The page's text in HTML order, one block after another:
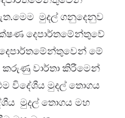
මුදල් ගනුදෙනුව
දෙපාර්තමේන්තුවේ
මේ
වාර්තා කිරීමෙන්
⁣විදේශීය මුදල් තොගය
මුදල් තොගය මහ